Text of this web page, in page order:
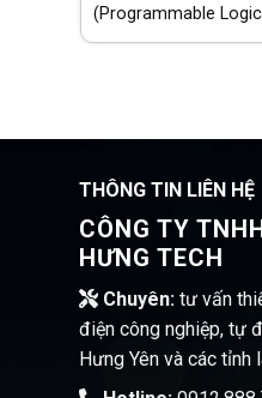
(Programmable
tâm trong việc điều
THÔNG TIN LIÊN HỆ
CÔNG TY
HƯNG TECH
Chuyên:tư vấn
điện công nghiệp, tự
Hưng Yên và các tỉnh